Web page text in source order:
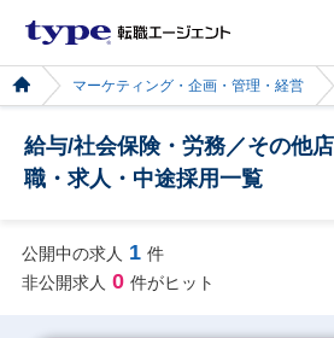
マーケティング・企画・管理・経営
給与/社会保険・労務／その他
職・求人・中途採用一覧
公開中の求人 1 件
非公開求人 0 件がヒット